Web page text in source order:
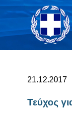
21.12.2017
Τεύχος